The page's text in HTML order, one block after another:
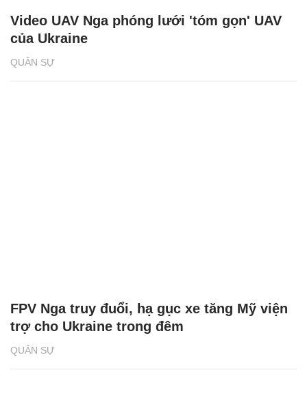
QUÂN SỰ
Video UAV Nga phóng lưới 'tóm gọn' UAV
của Ukraine
QUÂN SỰ
FPV Nga truy đuổi, hạ gục xe tăng Mỹ viện
trợ cho Ukraine trong đêm